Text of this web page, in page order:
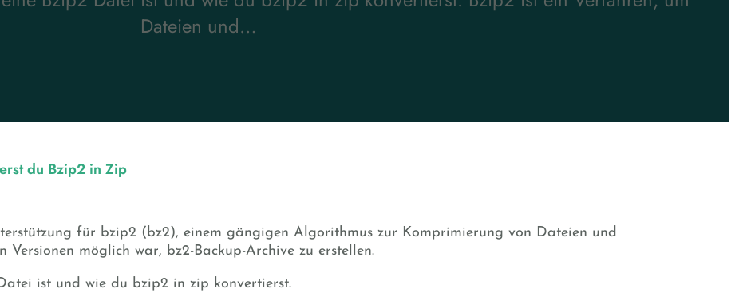
Dateien und…
du Bzip2 in Zip
für bzip2 (bz2), einem gängigen Algorithmus zur Komprimierung von Dateien und
Versionen möglich war, bz2-Backup-Archive zu erstellen.
ist und wie du bzip2 in zip konvertierst.